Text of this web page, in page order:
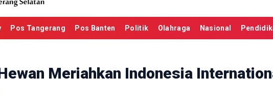
Pos Tangerang Pos Banten Politik Olahraga Nasional
Meriahkan Indonesia